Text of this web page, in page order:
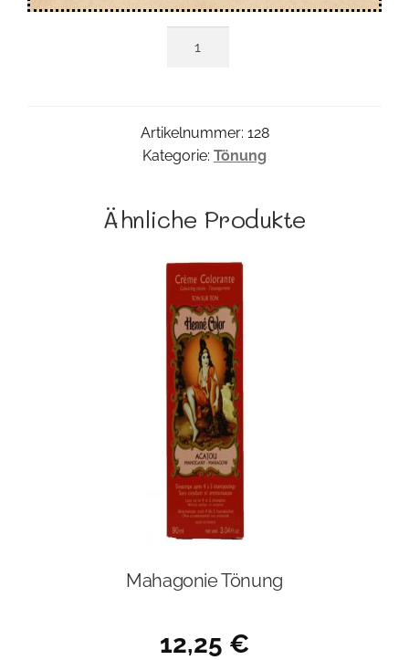
Artikelnummer: 128
Kategorie: Tönung
Ähnliche Produkte
Mahagonie Tönung
12,25 €